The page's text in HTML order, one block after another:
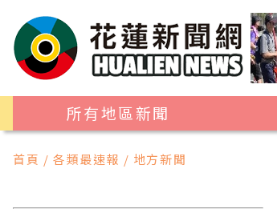
所有地區新聞
首頁 / 各類最速報 / 地方新聞